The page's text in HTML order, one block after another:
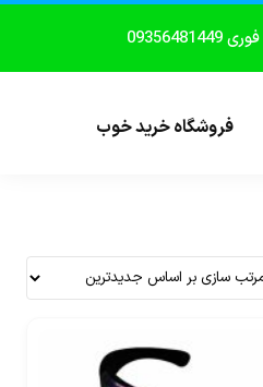
فروشگاه خرید خوب